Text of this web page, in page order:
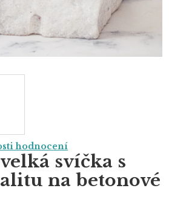
hodnocení
svíčka s
na betonové